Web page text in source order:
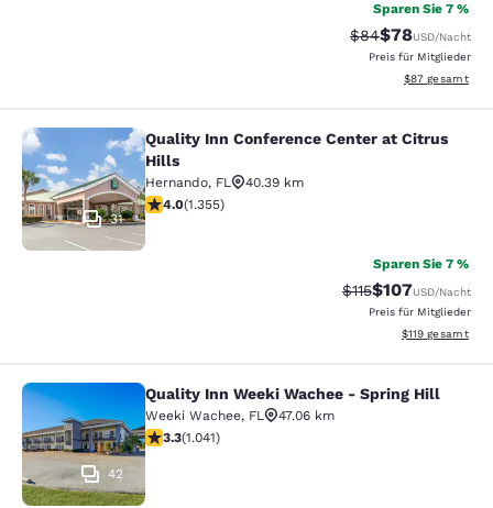
Sparen Sie 7 %
Durchgestrichener
$84Vergünstigter
$78USD/Nacht
Preis für Mitglieder
Geschätzte
$87 gesamt
Quality Inn Conference Center at
31
Quality Inn Conference Center at Citrus
Hills
Hernando, FL
40.39 km
4.03-Sterne-Bewertung. Sehr gut. 1355 Bewertungen
4.0(1.355)
Sparen Sie 7 %
Durchgestrichener
$115Vergünstigter
$107USD/Nacht
Preis für Mitglieder
Geschätzte
$119 gesamt
Quality Inn Weeki Wachee - Spring
42
Quality Inn Weeki Wachee - Spring Hill
Weeki Wachee, FL
47.06 km
3.34-Sterne-Bewertung. Gut. 1041 Bewertungen
3.3(1.041)